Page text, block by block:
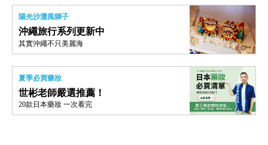
陽光沙灘風獅子
沖繩旅行系列更新中
其實沖繩不只美麗海
夏季必買藥妝
世彬老師嚴選推薦！
20款日本藥妝 一次看完